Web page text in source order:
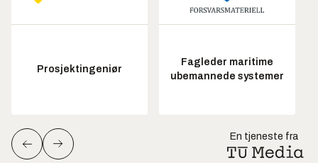
Prosjektingeniør
Fagleder maritime
ubemannede systemer
En tjeneste fra